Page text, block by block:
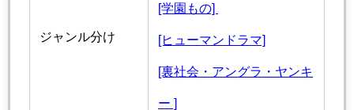
ジャンル分け
[学園もの]
[ヒューマンドラマ]
[裏社会・アングラ・ヤンキ
ー ]